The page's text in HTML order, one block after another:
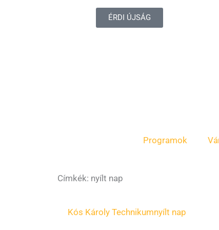
ÉRDI ÚJSÁG
Programok
Címkék: nyílt nap
Kós Károly Technikumnyílt nap